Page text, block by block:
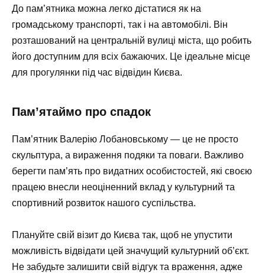
До пам’ятника можна легко дістатися як на
громадському транспорті, так і на автомобілі. Він
розташований на центральній вулиці міста, що робить
його доступним для всіх бажаючих. Це ідеальне місце
для прогулянки під час відвідин Києва.
Пам’ятаймо про спадок
Пам’ятник Валерію Лобановському — це не просто
скульптура, а вираження подяки та поваги. Важливо
берегти пам’ять про видатних особистостей, які своєю
працею внесли неоціненний вклад у культурний та
спортивний розвиток нашого суспільства.
Плануйте свій візит до Києва так, щоб не упустити
можливість відвідати цей значущий культурний об’єкт.
Не забудьте залишити свій відгук та враження, адже